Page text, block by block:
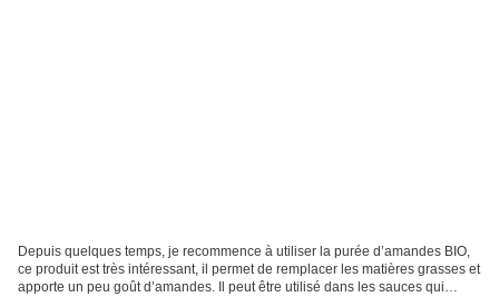
Depuis quelques temps, je recommence à utiliser la purée d’amandes BIO,
ce produit est très intéressant, il permet de remplacer les matières grasses et
apporte un peu goût d’amandes. Il peut être utilisé dans les sauces qui